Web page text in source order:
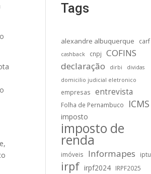
Tags
alexandre albuquerque carf
cashback cnpj
COFINS
declaração
dirbi
dividas
domicilio judicial eletronico
empresas entrevista
Folha de Pernambuco ICMS
imposto
imposto de
renda
imóveis Informapes iptu
irpf irpf2024
IRPF2025